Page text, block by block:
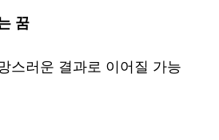
꿈
스러운 결과로 이어질 가능